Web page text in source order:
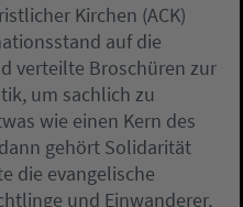
Kirchen (ACK)
auf die
verteilte Broschüren zur
um sachlich zu
wie einen Kern des
gehört Solidarität
die evangelische
und Einwanderer,